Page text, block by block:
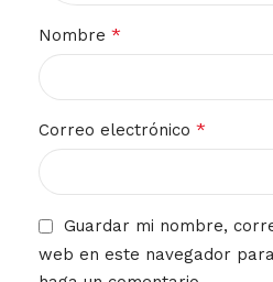
Nombre *
Correo electrónico *
Guardar mi nombre,
web en este navegador